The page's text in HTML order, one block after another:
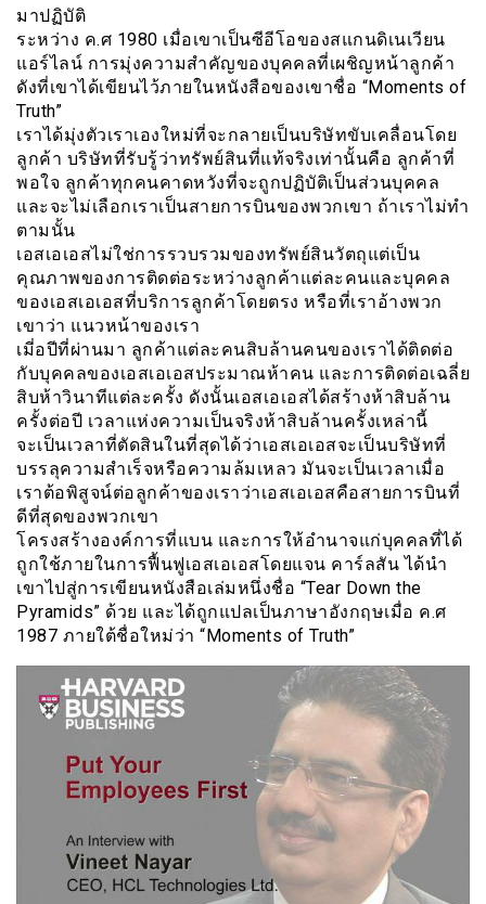
มาปฏิบัติ
ระหว่าง ค.ศ 1980 เมื่อเขาเป็นซีอีโอของสแกนดิเนเวียน
แอร์ไลน์ การมุ่งความสำคัญของบุคคลที่เผชิญหน้าลูกค้า
ดังที่เขาได้เขียนไว้ภายในหนังสือของเขาชื่อ “Moments of
Truth”
เราได้มุ่งตัวเราเองใหม่ที่จะกลายเป็นบริษัทขับเคลื่อนโดย
ลูกค้า บริษัทที่รับรู้ว่าทรัพย์สินที่แท้จริงเท่านั้นคือ ลูกค้าที่
พอใจ ลูกค้าทุกคนคาดหวังที่จะถูกปฏิบัติเป็นส่วนบุคคล
และจะไม่เลือกเราเป็นสายการบินของพวกเขา ถ้าเราไม่ทำ
ตามนั้น
เอสเอเอสไม่ใช่การรวบรวมของทรัพย์สินวัตถุแต่เป็น
คุณภาพของการติดต่อระหว่างลูกค้าแต่ละคนและบุคคล
ของเอสเอเอสที่บริการลูกค้าโดยตรง หรือที่เราอ้างพวก
เขาว่า แนวหน้าของเรา
เมี่อปีที่ผ่านมา ลูกค้าแต่ละคนสิบล้านคนของเราได้ติดต่อ
กับบุคคลของเอสเอเอสประมาณห้าคน และการติดต่อเฉลี่ย
สิบห้าวินาทีแต่ละครั้ง ดังนั้นเอสเอเอสได้สร้างห้าสิบล้าน
ครั้งต่อปี เวลาแห่งความเป็นจริงห้าสิบล้านครั้งเหล่านี้
จะเป็นเวลาที่ตัดสินในที่สุดได้ว่าเอสเอเอสจะเป็นบริษัทที่
บรรลุความสำเร็จหรือความล้มเหลว มันจะเป็นเวลาเมื่อ
เราต้อพิสูจน์ต่อลูกค้าของเราว่าเอสเอเอสคือสายการบินที่
ดีที่สุดของพวกเขา
โครงสร้างองค์การที่แบน และการให้อำนาจแก่บุคคลที่ได้
ถูกใช้ภายในการฟื้นฟูเอสเอเอสโดยแจน คาร์ลสัน ได้นำ
เขาไปสู่การเขียนหนังสือเล่มหนึ่งชื่อ “Tear Down the
Pyramids” ด้วย และได้ถูกแปลเป็นภาษาอังกฤษเมื่อ ค.ศ
1987 ภายใต้ชื่อใหม่ว่า “Moments of Truth”